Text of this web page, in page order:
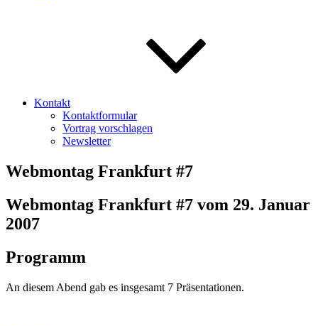
Kontakt
Kontaktformular
Vortrag vorschlagen
Newsletter
Webmontag Frankfurt #7
Webmontag Frankfurt #7 vom 29. Januar
2007
Programm
An diesem Abend gab es insgesamt 7 Präsentationen.